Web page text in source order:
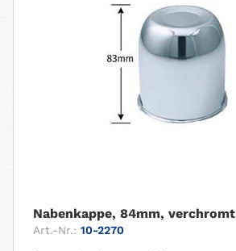
Nabenkappe, 84mm, verchromt
Art.-Nr.: 10-2270